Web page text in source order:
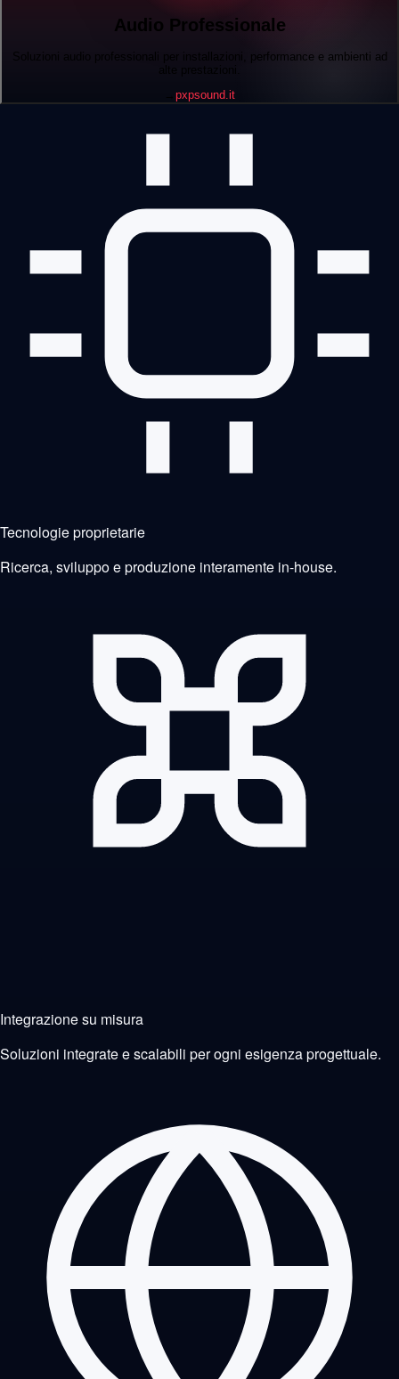
Audio Professionale
Soluzioni audio professionali per installazioni, performance e ambienti ad
pxpsound.it
Tecnologie proprietarie
Ricerca, sviluppo e produzione interamente in-house.
Integrazione su misura
Soluzioni integrate e scalabili per ogni esigenza progettuale.